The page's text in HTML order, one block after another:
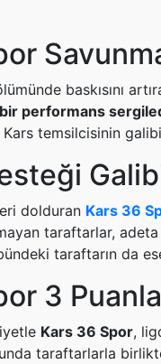
baskısını
performans
temsilcisinin
dolduran Kars 36
taraftarlar,
taraftarın da
3
Kars 36 Spor,
taraftarlarla